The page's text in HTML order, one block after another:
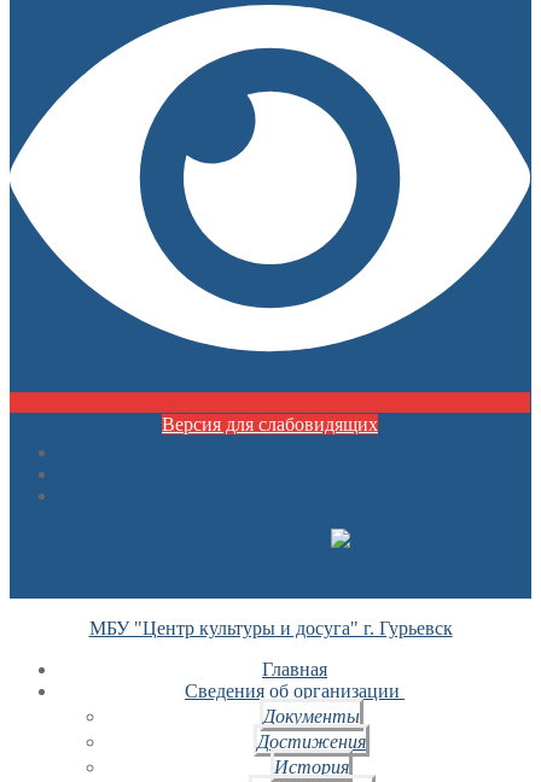
Версия для слабовидящих
МБУ "Центр культуры и досуга" г. Гурьевск
Главная
Сведения об организации
Документы
Достижения
История